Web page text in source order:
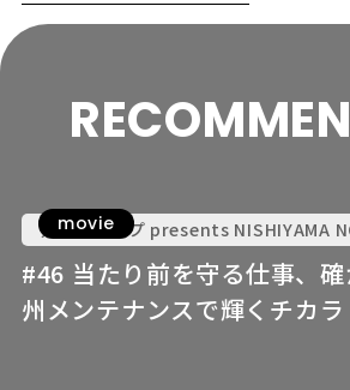
movie
九電グループ presents NISHIYAMA
#46 当たり前を守る仕事、
州メンテナンスで輝くチカラ